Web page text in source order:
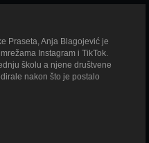
Praseta, Anja Blagojević je
Instagram i TikTok.
školu a njene društvene
nakon što je postalo
Osim Insagrama i TikToka
uputstva za treniranje i